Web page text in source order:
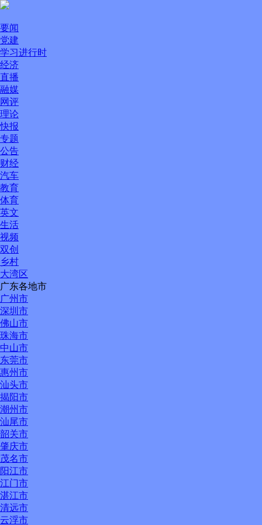
要闻
党建
学习进行时
经济
直播
融媒
网评
理论
快报
专题
公告
财经
汽车
教育
体育
英文
生活
视频
双创
乡村
大湾区
广东各地市
广州市
深圳市
佛山市
珠海市
中山市
东莞市
惠州市
汕头市
揭阳市
潮州市
汕尾市
韶关市
肇庆市
茂名市
阳江市
江门市
湛江市
清远市
云浮市